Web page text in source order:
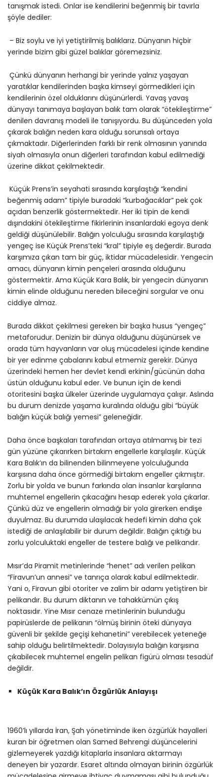
tanışmak istedi. Onlar ise kendilerini beğenmiş bir tavırla
şöyle dediler:
– Biz soylu ve iyi yetiştirilmiş balıklarız. Dünyanın hiçbir
yerinde bizim gibi güzel balıklar göremezsiniz.
Çünkü dünyanın herhangi bir yerinde yalnız yaşayan
yaratıklar kendilerinden başka kimseyi görmedikleri için
kendilerinin özel olduklarını düşünürlerdi. Yavaş yavaş
dünyayı tanımaya başlayan balık tam olarak “ötekileştirme”
denilen davranış modeli ile tanışıyordu. Bu düşünceden yola
çıkarak balığın neden kara olduğu sorunsalı ortaya
çıkmaktadır. Diğerlerinden farklı bir renk olmasının yanında
siyah olmasıyla onun diğerleri tarafından kabul edilmediği
üzerine dikkat çekilmektedir.
Küçük Prens’in seyahati sırasında karşılaştığı “kendini
beğenmiş adam” tipiyle buradaki “kurbağacıklar” pek çok
açıdan benzerlik göstermektedir. Her iki tipin de kendi
dışındakini ötekileştirme fikirlerinin insanlardaki egoya denk
geldiği düşünülebilir. Balığın yolculuğu sırasında karşılaştığı
yengeç ise Küçük Prens’teki “kral” tipiyle eş değerdir. Burada
karşımıza çıkan tam bir güç, iktidar mücadelesidir. Yengecin
amacı, dünyanın kimin pençeleri arasında olduğunu
göstermektir. Ama Küçük Kara Balık, bir yengecin dünyanın
kimin elinde olduğunu nereden bileceğini sorgular ve onu
ciddiye almaz.
Burada dikkat çekilmesi gereken bir başka husus “yengeç”
metaforudur. Denizin bir dünya olduğunu düşünürsek ve
orada tüm hayvanların var oluş mücadelesi içinde kendine
bir yer edinme çabalarını kabul etmemiz gerekir. Dünya
üzerindeki hemen her devlet kendi erkinin/gücünün daha
üstün olduğunu kabul eder. Ve bunun için de kendi
otoritesini başka ülkeler üzerinde uygulamaya çalışır. Aslında
bu durum denizde yaşama kuralında olduğu gibi “büyük
balığın küçük balığı yemesi” geleneğidir.
Daha önce başkaları tarafından ortaya atılmamış bir tezi
gün yüzüne çıkarırken birtakım engellerle karşılaşılır. Küçük
Kara Balık’ın da bilinenden bilinmeyene yolculuğunda
karşısına daha önce görmediği birtakım engeller çıkmıştır.
Zorlu bir yolda ve bunun farkında olan insanlar karşılarına
muhtemel engellerin çıkacağını hesap ederek yola çıkarlar.
Çünkü düz ve engellerin olmadığı bir yola girerken endişe
duyulmaz. Bu durumda ulaşılacak hedefi kimin daha çok
istediği de anlaşılabilir bir durum değildir. Balığın çıktığı bu
zorlu yolculuktaki engeller de testere balığı ve pelikandır.
Mısır’da Piramit metinlerinde “henet” adı verilen pelikan
“Firavun’un annesi” ve tanrıça olarak kabul edilmektedir.
Yani o, Firavun gibi otoriter ve zalim bir adamı yetiştiren bir
pelikandır. Bu durum diktanın ve tahakkümün çıkış
noktasıdır. Yine Mısır cenaze metinlerinin bulunduğu
papirüslerde de pelikanın “ölmüş birinin öteki dünyaya
güvenli bir şekilde geçişi kehanetini” verebilecek yeteneğe
sahip olduğu belirtilmektedir. Dolayısıyla balığın karşısına
çıkabilecek muhtemel engelin pelikan figürü olması tesadüf
değildir.
Küçük Kara Balık’ın Özgürlük Anlayışı
1960’lı yıllarda İran, Şah yönetiminde iken özgürlük hayalleri
kuran bir öğretmen olan Samed Behrengi düşüncelerini
gizlemeyerek yazdığı kitaplarla insanlara aktarmayı
deneyen bir yazardır. Esaret altında olmayan birinin özgürlük